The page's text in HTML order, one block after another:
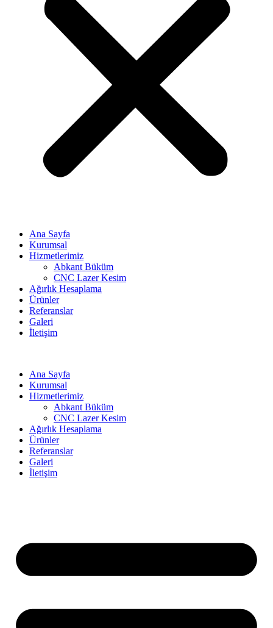
Ana Sayfa
Kurumsal
Hizmetlerimiz
Abkant Büküm
CNC Lazer Kesim
Ağırlık Hesaplama
Ürünler
Referanslar
Galeri
İletişim
Ana Sayfa
Kurumsal
Hizmetlerimiz
Abkant Büküm
CNC Lazer Kesim
Ağırlık Hesaplama
Ürünler
Referanslar
Galeri
İletişim